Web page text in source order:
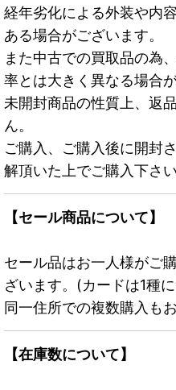
経年劣化による外装や内
ある場合がございます。
また中古での買取品の為
率とは大きく異なる場合
未開封商品の性質上、返
ん。
ご購入、ご購入後に開封
解頂いた上でご購入下さい
【セール商品について】
セール品はお一人様がご
ざいます。(カードは1種
同一住所での複数購入も
【在庫数について】